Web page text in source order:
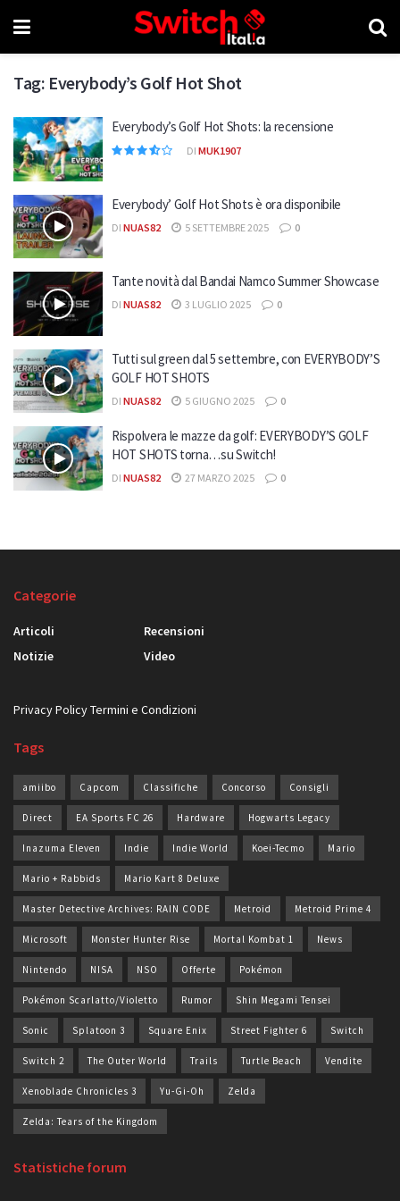
Tag: Everybody’s Golf Hot Shot
Everybody’s Golf Hot Shots: la recensione
DI MUK1907
Everybody’ Golf Hot Shots è ora disponibile
DI NUAS82 5 SETTEMBRE 2025 0
Tante novità dal Bandai Namco Summer Showcase
DI NUAS82 3 LUGLIO 2025 0
Tutti sul green dal 5 settembre, con EVERYBODY’S
GOLF HOT SHOTS
DI NUAS82 5 GIUGNO 2025 0
Rispolvera le mazze da golf: EVERYBODY’S GOLF
HOT SHOTS torna…su Switch!
DI NUAS82 27 MARZO 2025 0
Categorie
Articoli
Notizie
Recensioni
Video
Privacy PolicyTermini e Condizioni
Tags
amiibo Capcom Classifiche Concorso Consigli
Direct EA Sports FC 26 Hardware Hogwarts Legacy
Inazuma Eleven Indie Indie World Koei-Tecmo Mario
Mario + Rabbids Mario Kart 8 Deluxe
Master Detective Archives: RAIN CODE Metroid Metroid Prime 4
Microsoft Monster Hunter Rise Mortal Kombat 1 News
Nintendo NISA NSO Offerte Pokémon
Pokémon Scarlatto/Violetto Rumor Shin Megami Tensei
Sonic Splatoon 3 Square Enix Street Fighter 6 Switch
Switch 2 The Outer World Trails Turtle Beach Vendite
Xenoblade Chronicles 3 Yu-Gi-Oh Zelda
Zelda: Tears of the Kingdom
Statistiche forum